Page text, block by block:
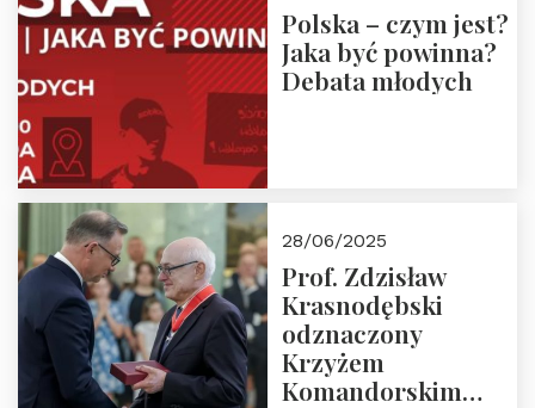
Polska – czym jest?
Jaka być powinna?
Debata młodych
28/06/2025
Prof. Zdzisław
Krasnodębski
odznaczony
Krzyżem
Komandorskim